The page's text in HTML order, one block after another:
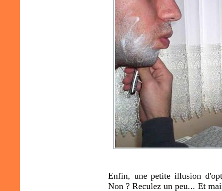
Enfin, une petite illusion
Non ? Reculez un peu... Et